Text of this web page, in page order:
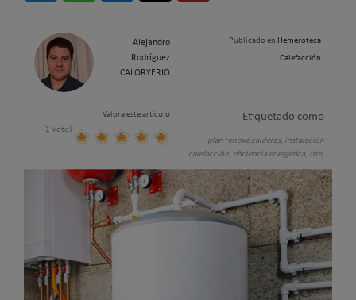
Alejandro
Rodríguez
CALORYFRIO
Publicado en Hemeroteca
Calefacción
Valora este artículo
(1 Voto)
Etiquetado como
plan renove calderas, instalación
calefacción, eficiencia energética, rite,